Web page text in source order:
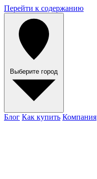
Перейти к содержанию
Выберите город
Блог Как купить Компания